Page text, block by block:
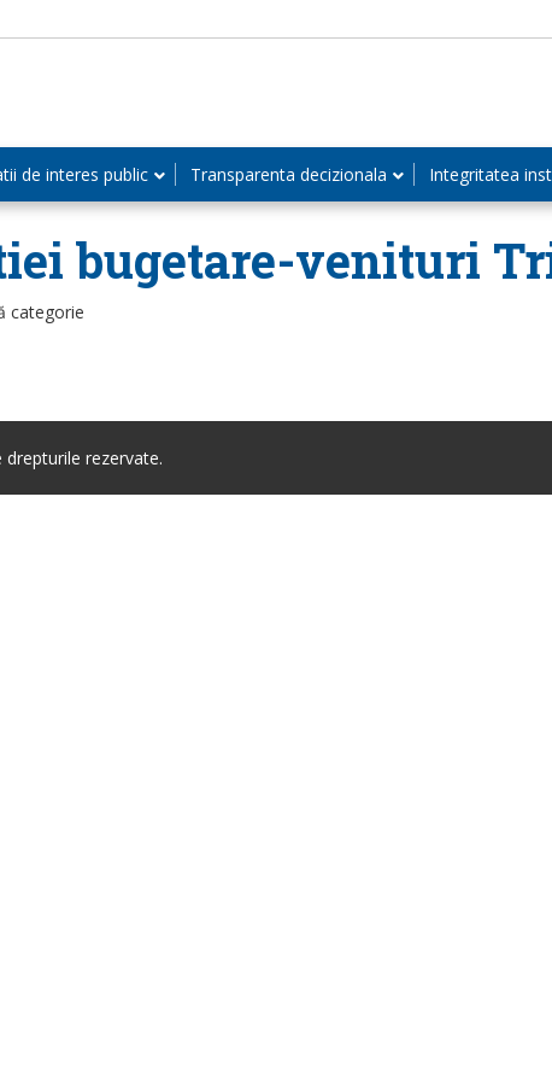
de interes public Transparenta decizionala Integritatea
bugetare-venituri
categorie
rezervate.